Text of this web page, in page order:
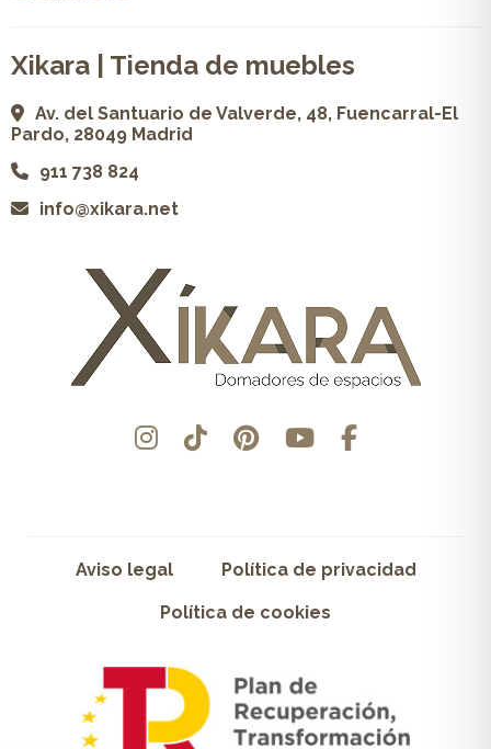
Xikara | Tienda de muebles
Av. del Santuario de Valverde, 48, Fuencarral-El
Pardo, 28049 Madrid
911 738 824
info@xikara.net
Aviso legal Política de privacidad
Política de cookies